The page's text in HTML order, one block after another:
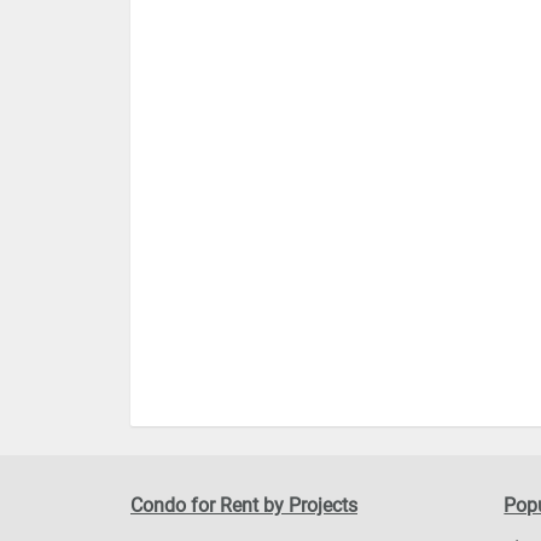
Condo for Rent by Projects